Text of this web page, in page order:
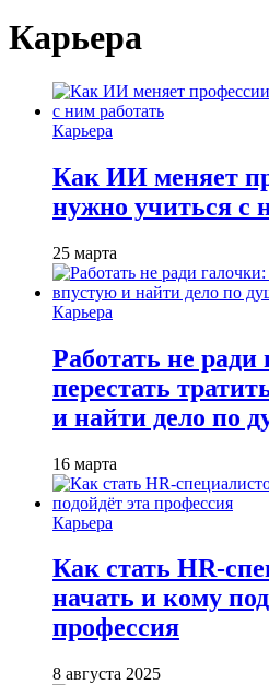
Карьера
Карьера
Как ИИ меняет
нужно учиться с
25 марта
Карьера
Работать не ради
перестать
и найти дело по
16 марта
Карьера
Как стать HR-
начать и кому
профессия
8 августа 2025